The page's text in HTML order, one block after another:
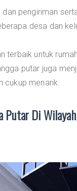
pengiriman
desa dan
terbaik untuk
putar juga
cukup menarik.
Putar Di